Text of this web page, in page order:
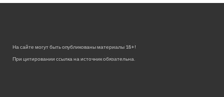
На сайте могут быть опубликованы материалы 18+!
При цитировании ссылка на источник обязательна.